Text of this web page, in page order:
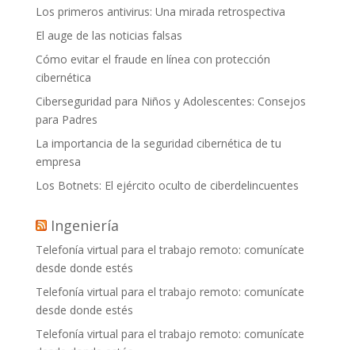
Los primeros antivirus: Una mirada retrospectiva
El auge de las noticias falsas
Cómo evitar el fraude en línea con protección
cibernética
Ciberseguridad para Niños y Adolescentes: Consejos
para Padres
La importancia de la seguridad cibernética de tu
empresa
Los Botnets: El ejército oculto de ciberdelincuentes
Ingeniería
Telefonía virtual para el trabajo remoto: comunícate
desde donde estés
Telefonía virtual para el trabajo remoto: comunícate
desde donde estés
Telefonía virtual para el trabajo remoto: comunícate